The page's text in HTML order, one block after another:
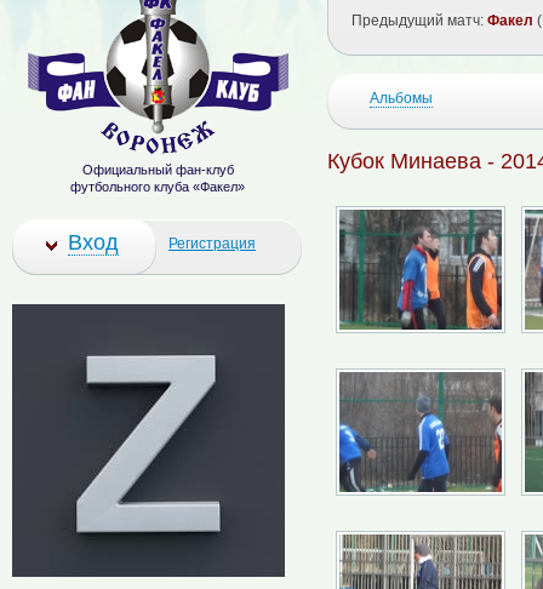
Предыдущий матч: Факел
Альбомы
Кубок Минаева -
Официальный фан-клуб
футбольного клуба «Факел»
Вход Регистрация